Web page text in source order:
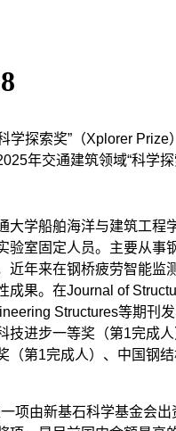
探索奖”（Xplorer Prize
年交通建筑领域“科学探
学船舶海洋与建筑工程学
验室固定人员。主要从事
近年来在钢桥疲劳智能监
成果。在Journal of
Structures等期刊
技进步一等奖（第1完成
（第1完成人）、中国钢
项由新基石科学基金会出